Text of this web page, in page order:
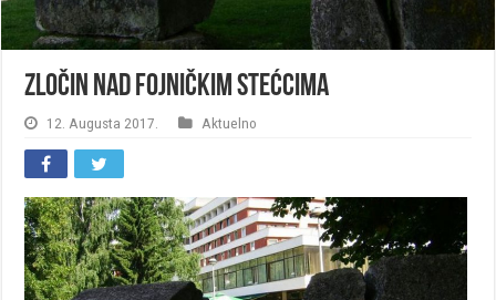
Zločin nad fojničkim stećcima
12. Augusta 2017. Aktuelno